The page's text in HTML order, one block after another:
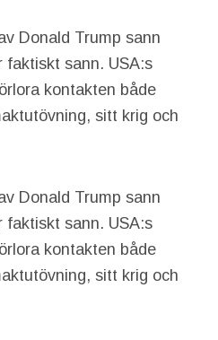
Donald Trump sann
faktiskt sann. USA:s
kontakten både
sitt krig och
Donald Trump sann
faktiskt sann. USA:s
kontakten både
sitt krig och